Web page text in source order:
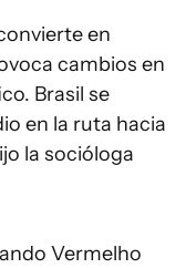
en
cambios en
Brasil se
en la ruta hacia
la socióloga
Vermelho